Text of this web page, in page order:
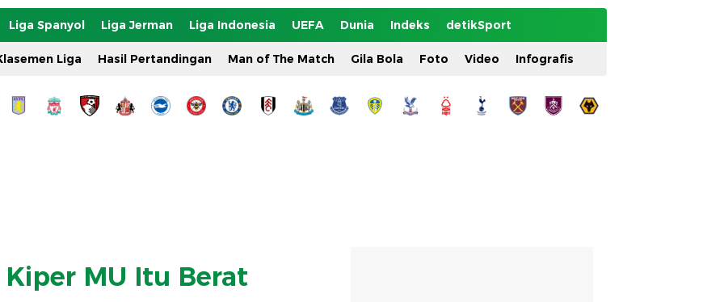
Liga Spanyol Liga Jerman Liga Indonesia UEFA Dunia Indeks detikSport
Liga Hasil Pertandingan Man of The Match Gila Bola Foto Video Infografis
MU Itu Berat